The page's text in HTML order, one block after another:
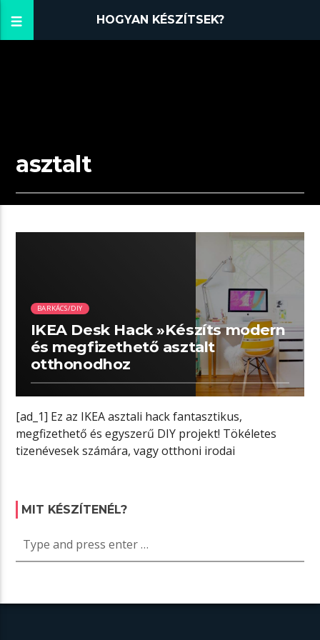
HOGYAN KÉSZÍTSEK?
asztalt
BARKÁCS/DIY
IKEA Desk Hack »Készíts modern
és megfizethető asztalt
otthonodhoz
[ad_1] Ez az IKEA asztali hack fantasztikus,
megfizethető és egyszerű DIY projekt! Tökéletes
tizenévesek számára, vagy otthoni irodai
MIT KÉSZÍTENÉL?